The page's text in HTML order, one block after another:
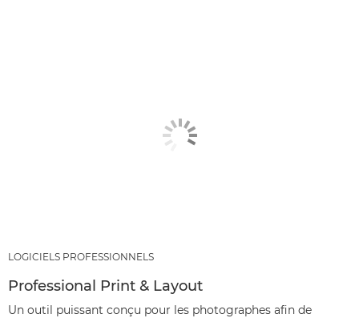
LOGICIELS PROFESSIONNELS
Professional Print & Layout
Un outil puissant conçu pour les photographes afin de